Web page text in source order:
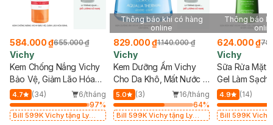
584.000 ₫655.000 ₫
Vichy
Kem Chống Nắng Vichy
Bảo Vệ, Giảm Lão Hóa
50ml
4.7 (34)
6/tháng
97%
Bill 599K Vichy tặng Ly
Thông báo khi có hàng
online
829.000 ₫1.140.000 ₫
Vichy
Kem Dưỡng Ẩm Vichy
Cho Da Khô, Mất Nước &
Nhạy Cảm 50ml
5.0 (3)
16/tháng
64%
Bill 599K Vichy tặng Ly
Thông báo
624.000 ₫
Vichy
Sữa Rửa Mặt
Gel Làm Sạch
Giảm Nhờn
4.9 (14)
Bill 599K Vichy